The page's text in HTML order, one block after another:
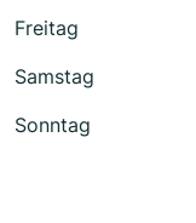
Freitag
Samstag
Sonntag